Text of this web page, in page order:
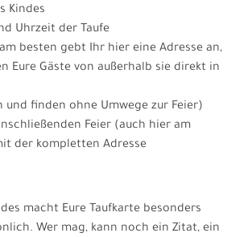
Kindes
Uhrzeit der Taufe
besten gebt Ihr hier eine Adresse an,
Eure Gäste von außerhalb sie direkt in
und finden ohne Umwege zur Feier)
Feier (auch hier am
der kompletten Adresse
macht Eure Taufkarte besonders
Wer mag, kann noch ein Zitat, ein